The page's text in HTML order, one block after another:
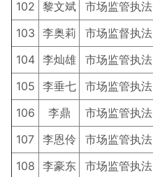
102 黎文斌 市场监管执法
103 李奥莉 市场监督执法
104 李灿雄 市场监管执法
105 李垂七 市场监管执法
106
李鼎 市场监管执法
107 李恩伶 市场监管执法
108 李豪东 市场监管执法